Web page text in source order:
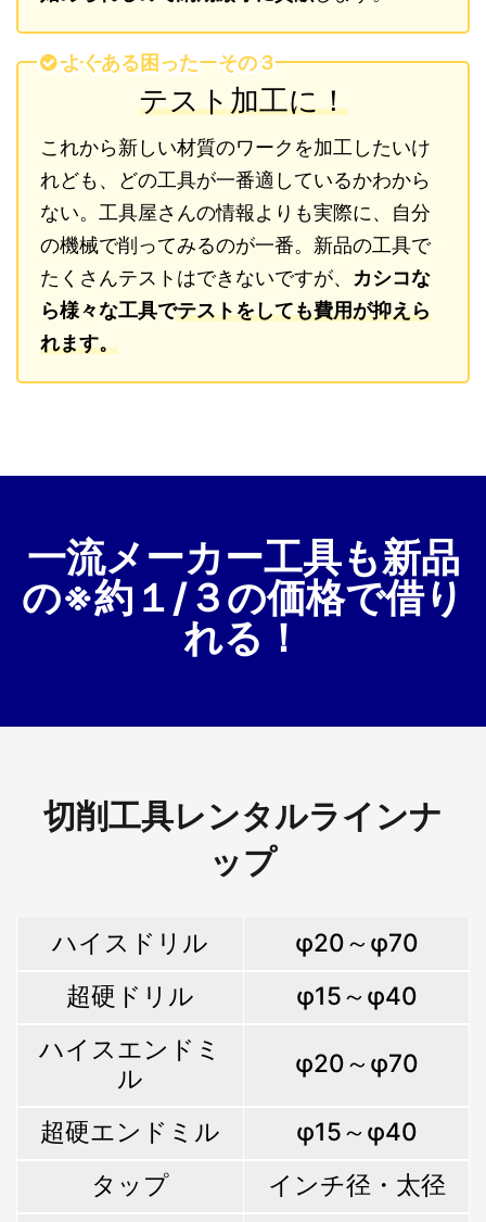
よくある困った その３
テスト加工に！
これから新しい材質のワークを加工したいけ
れども、どの工具が一番適しているかわから
ない。工具屋さんの情報よりも実際に、自分
の機械で削ってみるのが一番。新品の工具で
たくさんテストはできないですが、 カシコな
ら様々な工具でテストをしても費用が抑えら
れます。
一流メーカー工具も新品
の※約１/３の価格で借り
れる！
切削工具レンタルラインナ
ップ
ハイスドリル
φ20～φ70
超硬ドリル
φ15～φ40
ハイスエンドミ
ル
φ20～φ70
超硬エンドミル
φ15～φ40
タップ
インチ径・太径